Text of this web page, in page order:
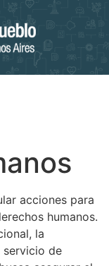
acciones para
humanos.
la
servicio de